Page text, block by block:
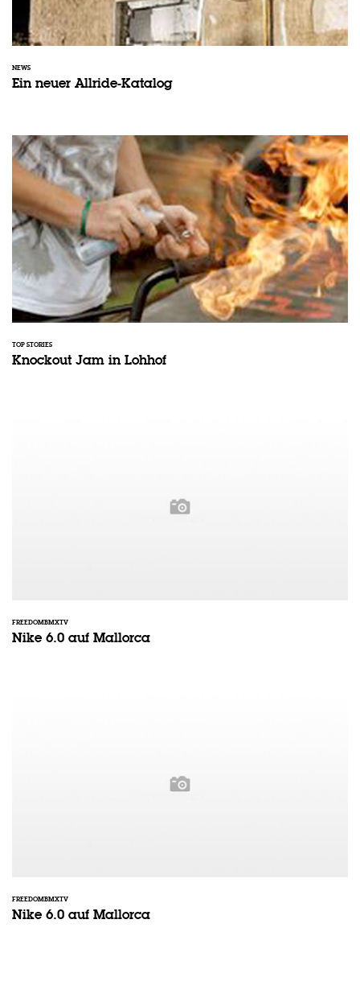
NEWS
Ein neuer Allride-Katalog
TOP STORIES
Knockout Jam in Lohhof
FREEDOMBMXTV
Nike 6.0 auf Mallorca
FREEDOMBMXTV
Nike 6.0 auf Mallorca